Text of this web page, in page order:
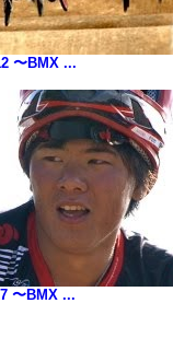
〜BMX ...
〜BMX ...